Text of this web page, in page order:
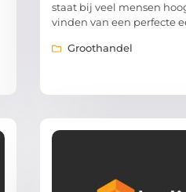
staat bij veel mensen
vinden van een perfecte
Groothandel